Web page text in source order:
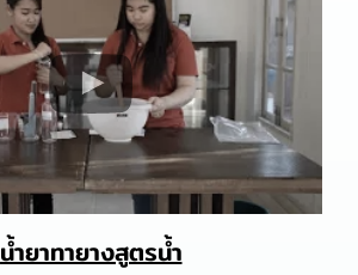
น้ำยาทายางสูตรน้ำ